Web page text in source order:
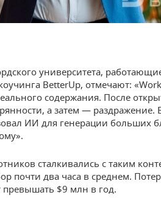
университета,
BetterUp, отмечают:
содержания. После
а затем —
ИИ для генерации больших
сталкивались с таким
почти два часа в среднем.
$9 млн в год.